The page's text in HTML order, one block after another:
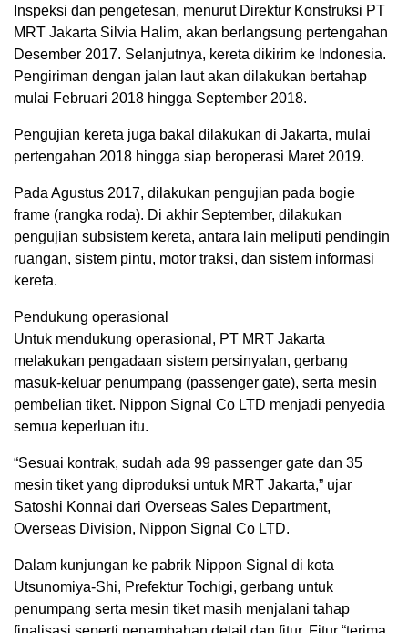
Inspeksi dan pengetesan, menurut Direktur Konstruksi PT
MRT Jakarta Silvia Halim, akan berlangsung pertengahan
Desember 2017. Selanjutnya, kereta dikirim ke Indonesia.
Pengiriman dengan jalan laut akan dilakukan bertahap
mulai Februari 2018 hingga September 2018.
Pengujian kereta juga bakal dilakukan di Jakarta, mulai
pertengahan 2018 hingga siap beroperasi Maret 2019.
Pada Agustus 2017, dilakukan pengujian pada bogie
frame (rangka roda). Di akhir September, dilakukan
pengujian subsistem kereta, antara lain meliputi pendingin
ruangan, sistem pintu, motor traksi, dan sistem informasi
kereta.
Pendukung operasional
Untuk mendukung operasional, PT MRT Jakarta
melakukan pengadaan sistem persinyalan, gerbang
masuk-keluar penumpang (passenger gate), serta mesin
pembelian tiket. Nippon Signal Co LTD menjadi penyedia
semua keperluan itu.
“Sesuai kontrak, sudah ada 99 passenger gate dan 35
mesin tiket yang diproduksi untuk MRT Jakarta,” ujar
Satoshi Konnai dari Overseas Sales Department,
Overseas Division, Nippon Signal Co LTD.
Dalam kunjungan ke pabrik Nippon Signal di kota
Utsunomiya-Shi, Prefektur Tochigi, gerbang untuk
penumpang serta mesin tiket masih menjalani tahap